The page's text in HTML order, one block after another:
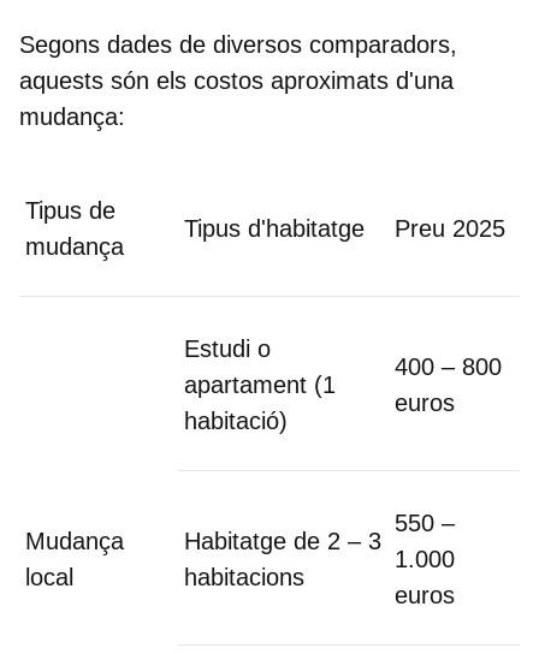
Segons dades de diversos comparadors,
aquests són els costos aproximats d'una
mudança:
Tipus de
mudança
Tipus d'habitatge Preu 2025
Mudança
local
Estudi o
apartament (1
habitació)
400 – 800
euros
Habitatge de 2 – 3
habitacions
550 –
1.000
euros